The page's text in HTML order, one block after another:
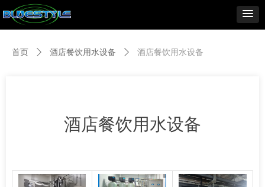
首页 ꄲ 酒店餐饮用水设备 ꄲ 酒店餐饮用水设备
酒店餐饮用水设备